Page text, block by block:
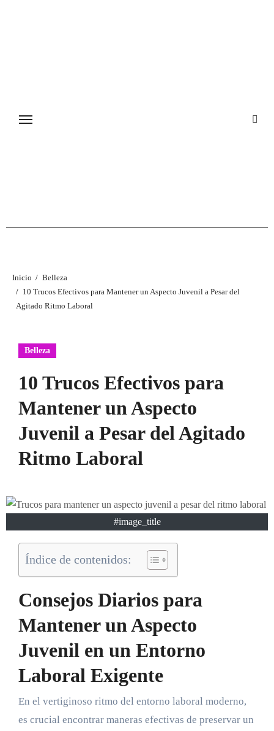
Inicio
Belleza
10 Trucos Efectivos para Mantener un Aspecto Juvenil a Pesar del
Agitado Ritmo Laboral
Belleza
10 Trucos Efectivos para
Mantener un Aspecto
Juvenil a Pesar del Agitado
Ritmo Laboral
#image_title
Índice de contenidos:
Consejos Diarios para
Mantener un Aspecto
Juvenil en un Entorno
Laboral Exigente
En el vertiginoso ritmo del entorno laboral moderno,
es crucial encontrar maneras efectivas de preservar un